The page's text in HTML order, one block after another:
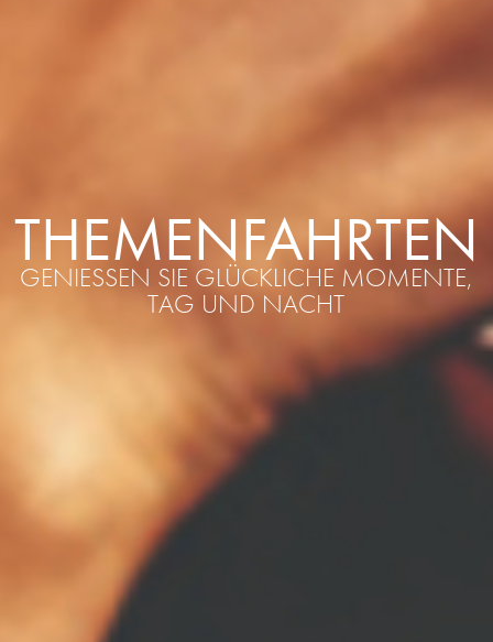
THEMENFAHRTEN
GENIESSEN SIE GLÜCKLICHE MOMENTE, T
AG UND NACHT